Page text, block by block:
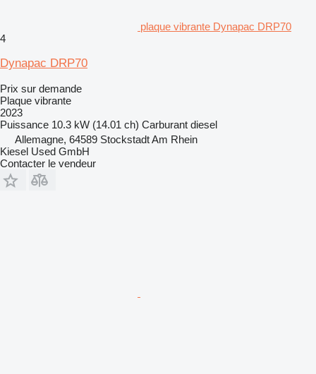
plaque vibrante Dynapac DRP70
4
Dynapac DRP70
Prix sur demande
Plaque vibrante
2023
Puissance 10.3 kW (14.01 ch) Carburant diesel
Allemagne, 64589 Stockstadt Am Rhein
Kiesel Used GmbH
Contacter le vendeur